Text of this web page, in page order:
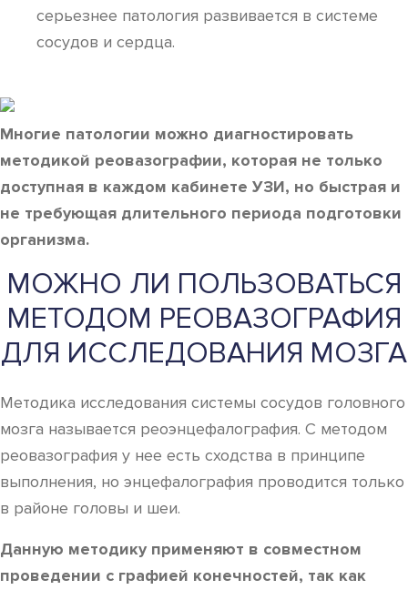
серьезнее патология развивается в системе
сосудов и сердца.
Многие патологии можно диагностировать
методикой реовазографии, которая не только
доступная в каждом кабинете УЗИ, но быстрая и
не требующая длительного периода подготовки
организма.
МОЖНО ЛИ ПОЛЬЗОВАТЬСЯ
МЕТОДОМ РЕОВАЗОГРАФИЯ
ДЛЯ ИССЛЕДОВАНИЯ МОЗГА
Методика исследования системы сосудов головного
мозга называется реоэнцефалография. С методом
реовазография у нее есть сходства в принципе
выполнения, но энцефалография проводится только
в районе головы и шеи.
Данную методику применяют в совместном
проведении с графией конечностей, так как